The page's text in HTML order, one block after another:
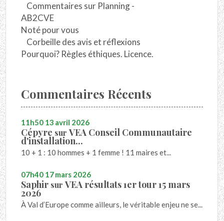
Commentaires sur Planning -
AB2CVE
Noté pour vous
Corbeille des avis et réflexions
Pourquoi? Règles éthiques. Licence.
Commentaires Récents
11h50 13 avril 2026
Cépyre surVEA Conseil Communautaire
d'installation...
10 + 1 : 10 hommes + 1 femme ! 11 maires et...
07h40 17mars 2026
Saphir surVEA résultats 1er tour 15 mars
2026
À Val d’Europe comme ailleurs, le véritable enjeu ne se...